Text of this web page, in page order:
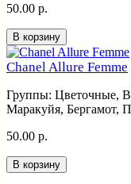
50.00 р.
В корзину
Chanel Allure Femme
Группы: Цветочные,
Маракуйя, Бергамот,
50.00 р.
В корзину